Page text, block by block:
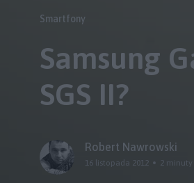
Smartfony
Samsung
SGS II?
Robert Nawrowski
16 listopada 2012 2